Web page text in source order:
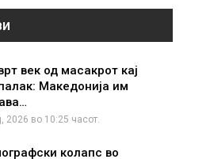
век од масакрот кај
Македонија им
2026 во 10:25 часот.
колапс во